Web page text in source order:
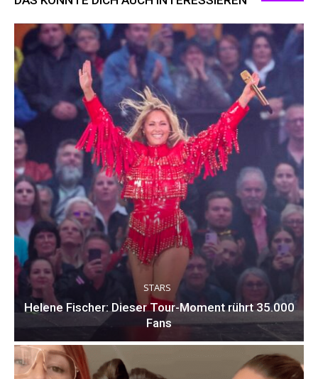
STARS
Helene Fischer: Dieser Tour-Moment rührt 35.000
Fans